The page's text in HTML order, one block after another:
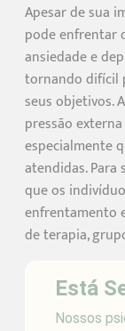
Apesar de sua
pode enfrentar
ansiedade e
tornando difícil
seus objetivos.
pressão
especialmente
atendidas. Para
que os
enfrentamento
de terapia,
Está
Nossos